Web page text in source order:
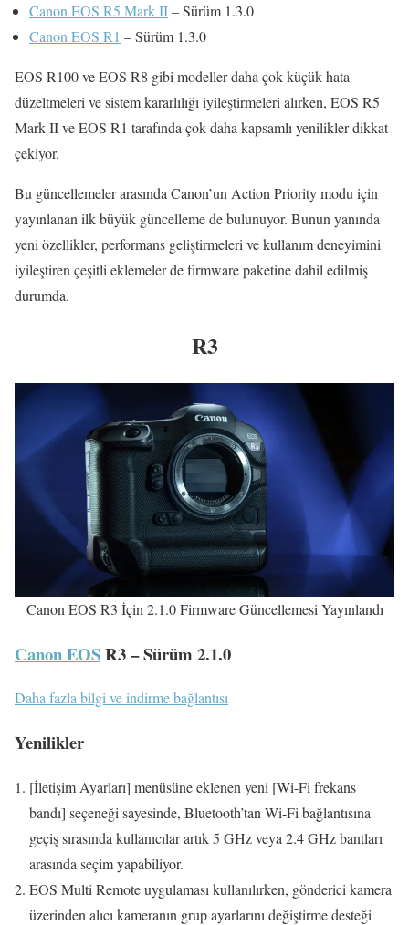
Canon EOS R5 Mark II– Sürüm 1.3.0
Canon EOS R1 – Sürüm 1.3.0
EOS R100 ve EOS R8 gibi modeller daha çok küçük hata
düzeltmeleri ve sistem kararlılığı iyileştirmeleri alırken, EOS R5
Mark II ve EOS R1 tarafında çok daha kapsamlı yenilikler dikkat
çekiyor.
Bu güncellemeler arasında Canon’un Action Priority modu için
yayınlanan ilk büyük güncelleme de bulunuyor. Bunun yanında
yeni özellikler, performans geliştirmeleri ve kullanım deneyimini
iyileştiren çeşitli eklemeler de firmware paketine dahil edilmiş
durumda.
R3
Canon EOS R3 İçin 2.1.0 Firmware Güncellemesi Yayınlandı
Canon EOSR3 – Sürüm 2.1.0
Daha fazla bilgi ve indirme bağlantısı
Yenilikler
[İletişim Ayarları] menüsüne eklenen yeni [Wi-Fi frekans
bandı] seçeneği sayesinde, Bluetooth’tan Wi-Fi bağlantısına
geçiş sırasında kullanıcılar artık 5 GHz veya 2.4 GHz bantları
arasında seçim yapabiliyor.
EOS Multi Remote uygulaması kullanılırken, gönderici kamera
üzerinden alıcı kameranın grup ayarlarını değiştirme desteği